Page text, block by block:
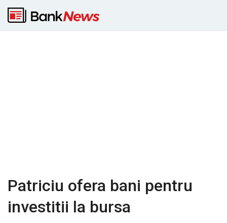
Patriciu ofera bani pentru
investitii la bursa